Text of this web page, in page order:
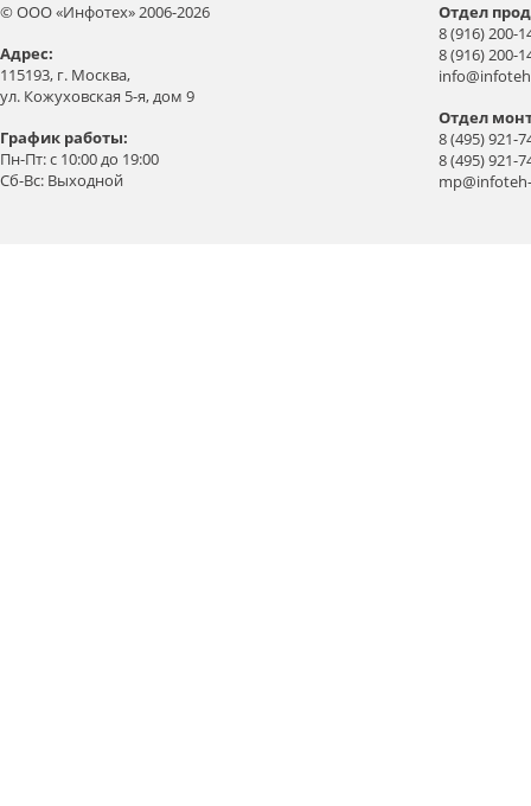
© ООО «Инфотех» 2006-2026
Aдрес:
115193, г. Москва,
ул. Кожуховская 5-я, дом 9
График работы:
Пн-Пт: с 10:00 до 19:00
Сб-Вс: Выходной
Отдел
8 (916) 200-
8 (916) 200-
Отдел
8 (495) 921-
8 (495) 921-